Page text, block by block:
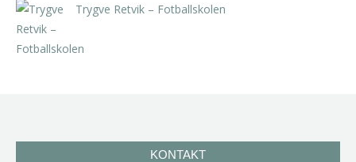
Trygve Retvik – Fotballskolen
KONTAKT